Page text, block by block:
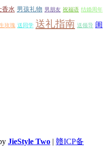
香水 男孩礼物 男朋友 祝福语 结婚周年
玫瑰 送同学 送礼指南 送领导 闺
JieStyle Two | 赣ICP备